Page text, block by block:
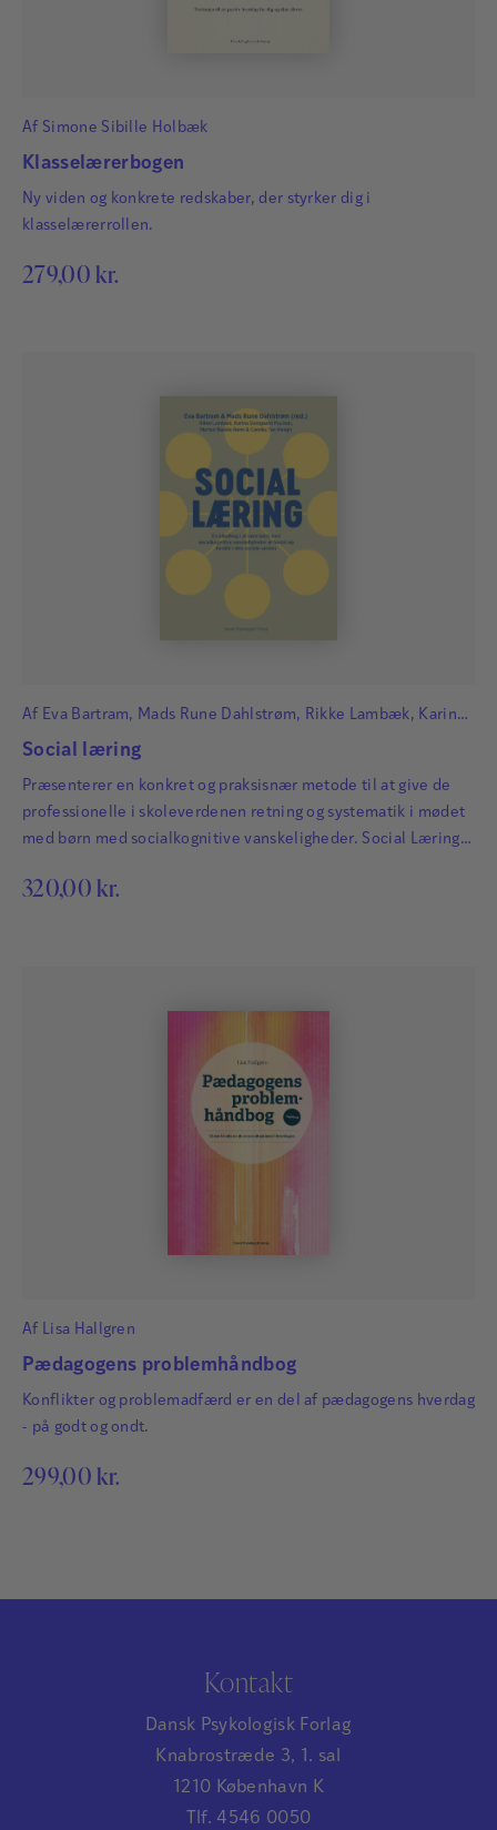
Af Simone Sibille Holbæk
Klasselærerbogen
Ny viden og konkrete redskaber, der styrker dig i
klasselærerrollen.
279,00 kr.
Af Eva Bartram, Mads Rune Dahlstrøm, Rikke Lambæk, Karina
Damgaard Poulsen
Social læring
Præsenterer en konkret og praksisnær metode til at give de
professionelle i skoleverdenen retning og systematik i mødet
med børn med socialkognitive vanskeligheder. Social Læring-
programmet.
320,00 kr.
Af Lisa Hallgren
Pædagogens problemhåndbog
Konflikter og problemadfærd er en del af pædagogens hverdag
- på godt og ondt.
299,00 kr.
Kontakt
Dansk Psykologisk Forlag
Knabrostræde 3, 1. sal
1210 København K
Tlf. 4546 0050